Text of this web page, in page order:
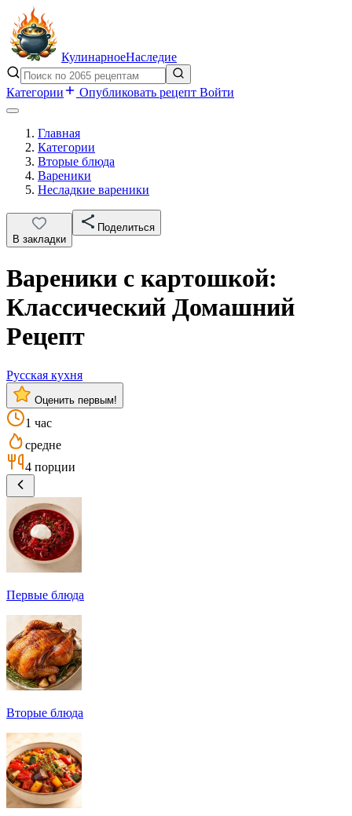
КулинарноеНаследие
Категории Опубликовать рецепт Войти
Главная
Категории
Вторые блюда
Вареники
Несладкие вареники
В закладки
Поделиться
Вареники с картошкой:
Классический Домашний
Рецепт
Русская кухня
Оценить первым!
1 час
средне
4 порции
Первые блюда
Вторые блюда